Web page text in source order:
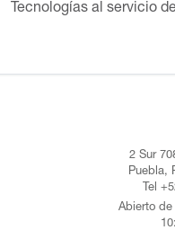
Tecnologías al servicio
2 Sur
Puebla,
Tel
Abierto